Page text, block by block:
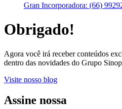
Gran Incorporadora: (66)
Obrigado!
Agora você irá receber conteúdos
dentro das novidades do Grupo
Visite nosso blog
Assine nossa